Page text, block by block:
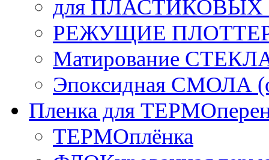
для ПЛАСТИКОВЫХ
РЕЖУЩИЕ
Матирование
Эпоксидная СМОЛА
Пленка для
ТЕРМОплёнка